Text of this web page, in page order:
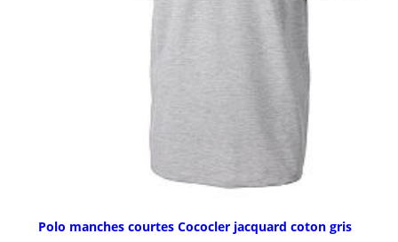
Polo manches courtes Cococler jacquard coton gris